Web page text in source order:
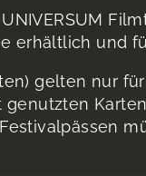
erhältlich und
gelten nur
genutzten